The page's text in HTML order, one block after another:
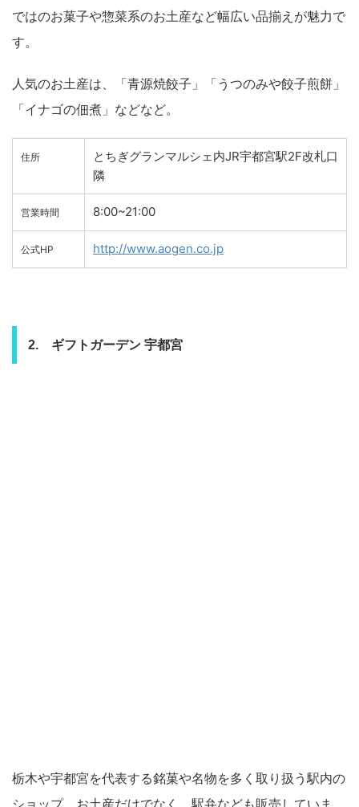
ではのお菓子や惣菜系のお土産など幅広い品揃えが魅力で
す。
人気のお土産は、「青源焼餃子」「うつのみや餃子煎餅」
「イナゴの佃煮」などなど。
住所
とちぎグランマルシェ内JR宇都宮駅2F改札口
隣
営業時間 8:00~21:00
公式HP http://www.aogen.co.jp
2. ギフトガーデン 宇都宮
栃木や宇都宮を代表する銘菓や名物を多く取り扱う駅内の